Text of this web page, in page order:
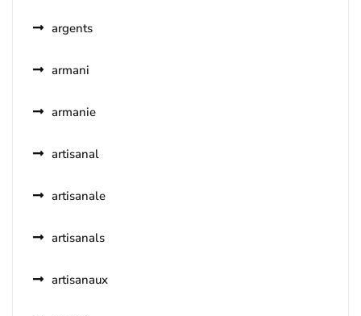
argents
armani
armanie
artisanal
artisanale
artisanals
artisanaux